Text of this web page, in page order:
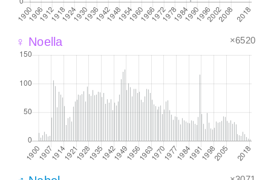
♀ Noella ×6520